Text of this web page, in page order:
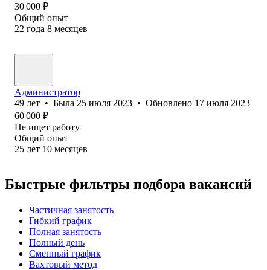
30 000 ₽
Общий опыт
22 года 8 месяцев
Администратор
49 лет • Была 25 июля 2023 • Обновлено 17 июля 2023
60 000 ₽
Не ищет работу
Общий опыт
25 лет 10 месяцев
Быстрые фильтры подбора вакансий
Частичная занятость
Гибкий график
Полная занятость
Полный день
Сменный график
Вахтовый метод